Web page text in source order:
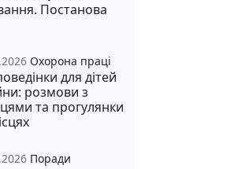
Постанова
Охорона праці
для дітей
розмови з
та прогулянки
Поради